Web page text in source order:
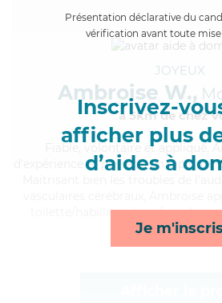
Présentation déclarative du
vérification avant toute
Inscrivez-
afficher plus
d’aides à
Je m'inscris
JOYEUX
Ambroise W.,
à 5km de chez
, volontaire et appliqué,
d'expérience et possède un diplôme
toilette/habillage, lever/coucher,
repas*